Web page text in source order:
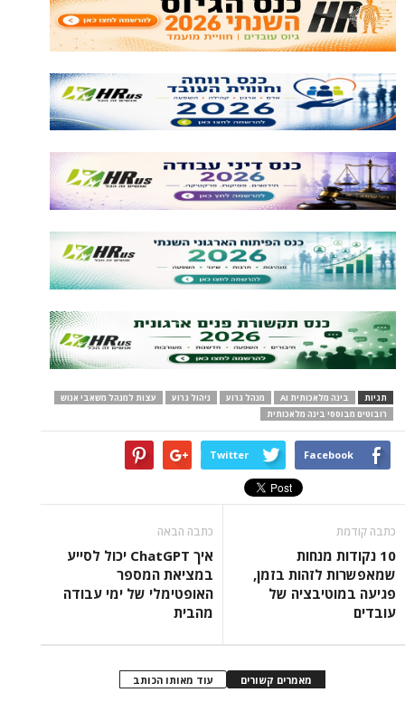
תגיות בינה מלאכותית AI מנהל גרוע ניהול גרוע
עצות למנהל משאבי אנוש
רובוטים מבוססי בינה מלאכותית
Facebook
Twitter
כתבה קודמת
10 נקודות מנחות
שמאפשרות לזהות בזמן,
פגיעה במוטיבציה של
עובדים
כתבה הבאה
איך ChatGPT יכול לסייע
במציאת המספר
האופטימלי של ימי עבודה
מהבית
מאמרים קשורים עוד מאותו הכותב